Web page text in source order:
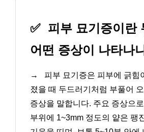
✅ 피부 묘기증이란
어떤 증상이 나타나
→
피부 묘기증은 피부에 긁힘
졌을 때 두드러기처럼 부풀어
증상을 말합니다. 주요 증상으
부위에 1~3mm 정도의 얕은 팽